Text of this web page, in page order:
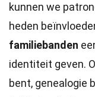
kunnen we
heden
familiebanden
identiteit geven.
bent, genealogie